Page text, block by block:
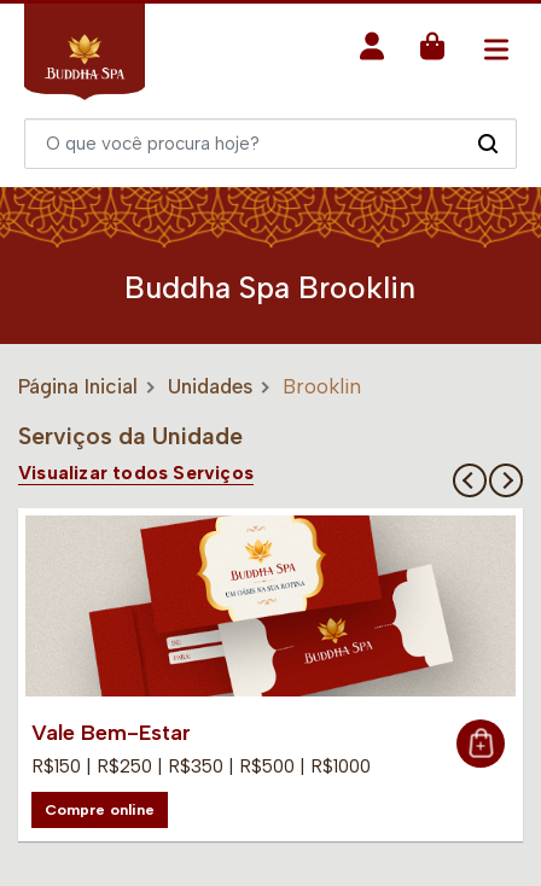
Buddha Spa Brooklin
Página Inicial Unidades Brooklin
Serviços da Unidade
Visualizar todos Serviços
Vale Bem-Estar
R$150 | R$250 | R$350 | R$500 | R$1000
Compre online